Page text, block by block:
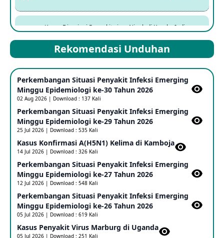
Kasus Dicurigai Penyakit virus Nipah di Kerala, India
Mpox Clade 1b di Taiwan
25 May 2026
Update Informasi PHEIC Penyakit Ebola
23 May 2026
Penetapan Outbreak Penyakit Ebola di RD Kongo dan
Uganda Sebagai PHEIC
17 May 2026
Outbreak Penyakti Ebola di RD Kongo
16 May 2026
Rekomendasi Unduhan
Perkembangan Situasi Penyakit Infeksi Emerging
Minggu Epidemiologi ke-30 Tahun 2026
02 Aug 2026 | Download : 137 Kali
Perkembangan Situasi Penyakit Infeksi Emerging
Minggu Epidemiologi ke-29 Tahun 2026
25 Jul 2026 | Download : 535 Kali
Kasus Konfirmasi A(H5N1) Kelima di Kamboja​
14 Jul 2026 | Download : 326 Kali
Perkembangan Situasi Penyakit Infeksi Emerging
Minggu Epidemiologi ke-27 Tahun 2026
12 Jul 2026 | Download : 548 Kali
Perkembangan Situasi Penyakit Infeksi Emerging
Minggu Epidemiologi ke-26 Tahun 2026
05 Jul 2026 | Download : 619 Kali
Kasus Penyakit Virus Marburg di Uganda
05 Jul 2026 | Download : 251 Kali